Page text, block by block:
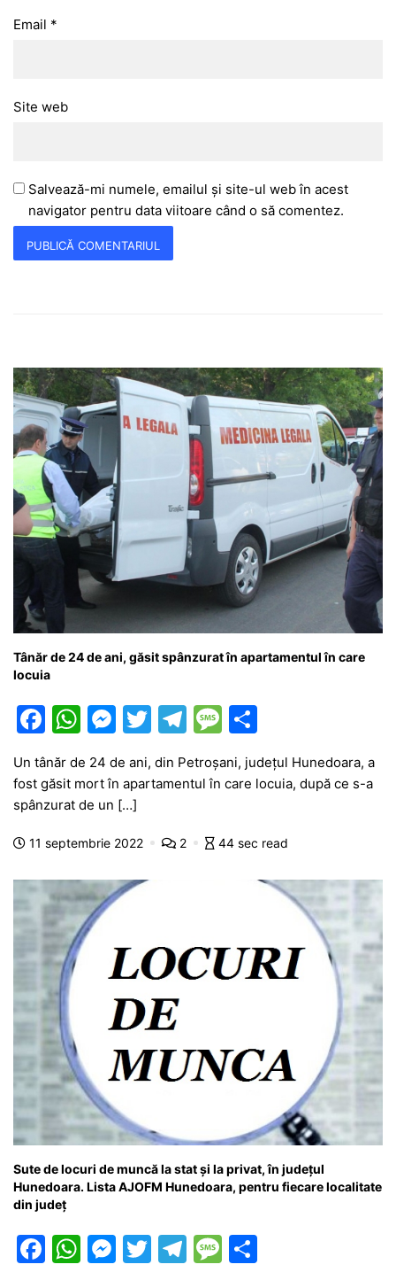
Email *
Site web
Salvează-mi numele, emailul și site-ul web în acest
navigator pentru data viitoare când o să comentez.
Tânăr de 24 de ani, găsit spânzurat în apartamentul în care
locuia
F
c
e
b
o
o
k
W
at
s
A
p
p
M
s
s
e
g
T
itt
T
e
a
m
M
s
a
ta
a
z
ă
Un tânăr de 24 de ani, din Petroşani, judeţul Hunedoara, a
fost găsit mort în apartamentul în care locuia, după ce s-a
spânzurat de un […]
11 septembrie 2022 2 44 sec read
Sute de locuri de muncă la stat și la privat, în județul
Hunedoara. Lista AJOFM Hunedoara, pentru fiecare localitate
din județ
F
W M T
T
M